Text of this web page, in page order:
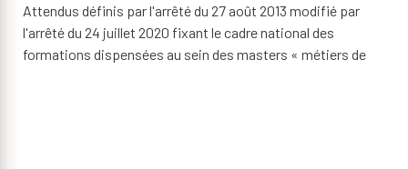
Attendus définis par l'arrêté du 27 août 2013 modifié par
l'arrêté du 24 juillet 2020 fixant le cadre national des
formations dispensées au sein des masters « métiers de